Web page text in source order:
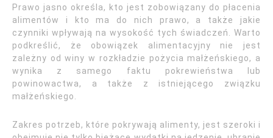
Prawo jasno określa, kto jest zobowiązany do płacenia
alimentów i kto ma do nich prawo, a także jakie
czynniki wpływają na wysokość tych świadczeń. Warto
podkreślić, że obowiązek alimentacyjny nie jest
zależny od winy w rozkładzie pożycia małżeńskiego, a
wynika z samego faktu pokrewieństwa lub
powinowactwa, a także z istniejącego związku
małżeńskiego.
Zakres potrzeb, które pokrywają alimenty, jest szeroki i